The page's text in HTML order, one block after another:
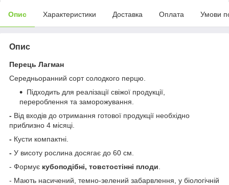
Опис Характеристики Доставка Оплата Умови
Опис
Перець Лагман
Середньоранний сорт солодкого перцю.
Підходить для реалізації свіжої продукції,
перероблення та заморожування.
- Від входів до отримання готової продукції необхідно
приблизно 4 місяці.
- Кусти компактні.
- У висоту рослина досягає до 60 см.
- Формує кубоподібні, товстостінні плоди
- Мають насичений, темно-зелений забарвлення, у біологічній